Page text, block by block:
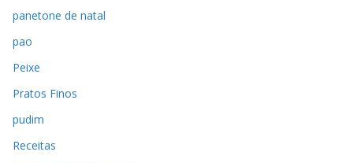
panetone de natal
pao
Peixe
Pratos Finos
pudim
Receitas